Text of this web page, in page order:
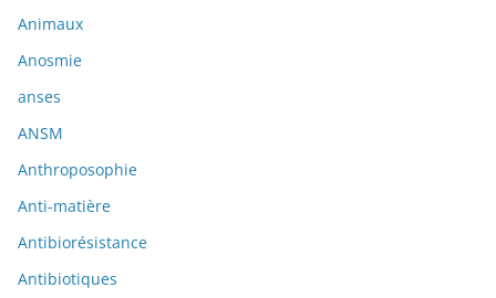
Animaux
Anosmie
anses
ANSM
Anthroposophie
Anti-matière
Antibiorésistance
Antibiotiques